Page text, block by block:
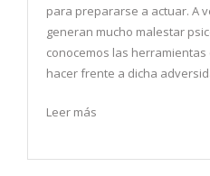
para prepararse a actuar. A
generan mucho malestar
conocemos las
hacer frente a dicha
Leer más